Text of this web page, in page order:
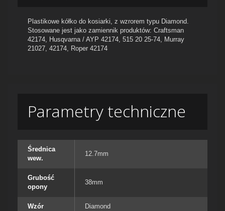
Plastikowe kółko do kosiarki, z wzrorem typu Diamond.
Stosowane jest jako zamiennik produktów: Craftsman
42174, Husqvarna / AYP 42174, 515 20 25-74, Murray
21027, 42174, Roper 42174
Parametry techniczne
Średnica
wew.
12.7mm
Grubość
opony
38mm
Wzór Diamond